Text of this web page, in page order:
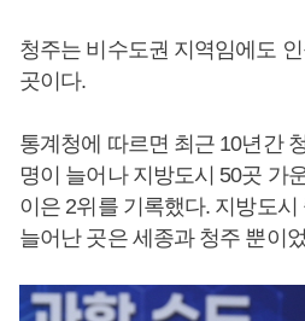
청주는 비수도권 지역임에도
곳이다.
통계청에 따르면 최근 10년간
명이 늘어나 지방도시 50곳 가
이은 2위를 기록했다. 지방도
늘어난 곳은 세종과 청주 뿐이